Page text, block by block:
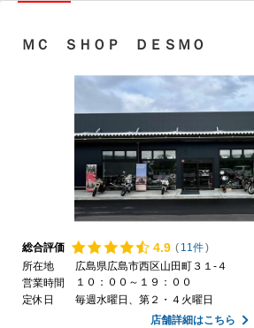
ＭＣ ＳＨＯＰ ＤＥＳＭＯ
総合評価 4.9 ( 11件)
所在地
広島県広島市西区山田町３１-４
営業時間
１０：００～１９：００
定休日
毎週水曜日、第２・４火曜日
店舗詳細はこちら